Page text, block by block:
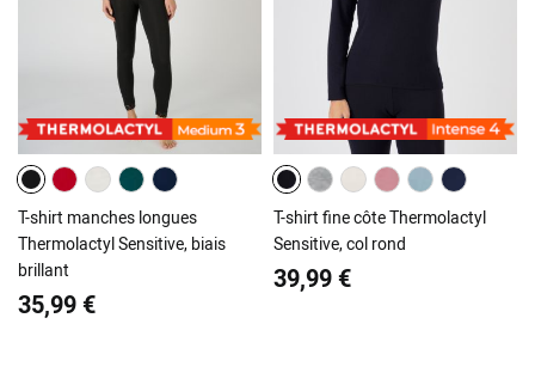
T-shirt manches longues
Thermolactyl Sensitive, biais
brillant
35,99 €
T-shirt fine côte Thermolactyl
Sensitive, col rond
39,99 €